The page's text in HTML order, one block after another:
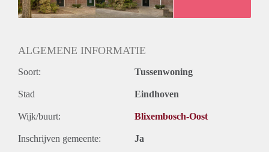
zitje!
Per 1 juli beschikbaar
tv/internet en gemeentelijke belastingen.
ALGEMENE INFORMATIE
Soort: Tussenwoning
Stad Eindhoven
Wijk/buurt: Blixembosch-Oost
Inschrijven gemeente: Ja